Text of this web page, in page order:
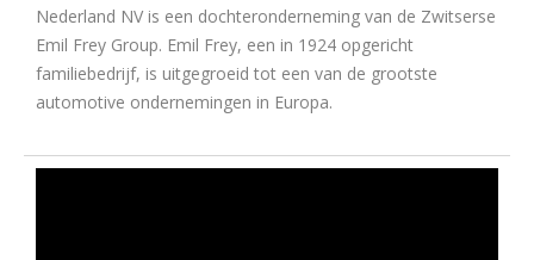
Nederland NV is een dochteronderneming van de Zwitserse
Emil Frey Group. Emil Frey, een in 1924 opgericht
familiebedrijf, is uitgegroeid tot een van de grootste
automotive ondernemingen in Europa.